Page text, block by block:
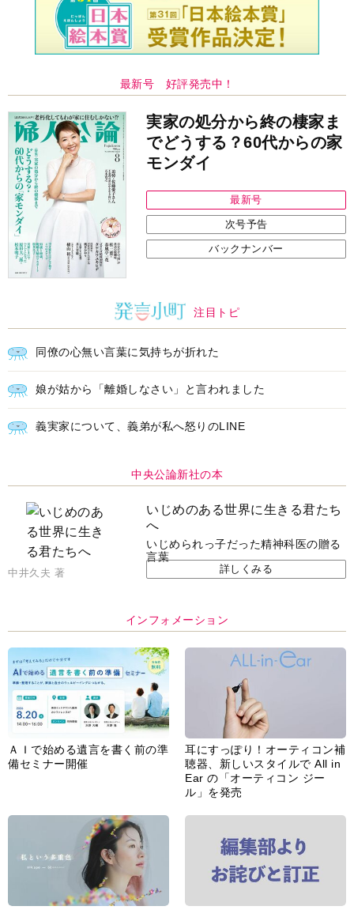
最新号 好評発売中！
実家の処分から終の棲家ま
でどうする？60代からの家
モンダイ
最新号
次号予告
バックナンバー
注目トピ
同僚の心無い言葉に気持ちが折れた
娘が姑から「離婚しなさい」と言われました
義実家について、義弟が私へ怒りのLINE
中央公論新社の本
いじめのある世界に生きる君たち
へ
いじめられっ子だった精神科医の贈る
言葉
中井久夫 著 詳しくみる
インフォメーション
ＡＩで始める遺言を書く前の準
備セミナー開催
耳にすっぽり！オーティコン補
聴器、新しいスタイルで All in
Ear の「オーティコン ジー
ル」を発売